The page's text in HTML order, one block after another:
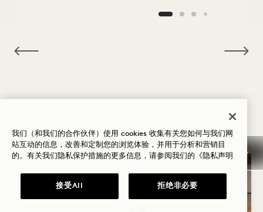
我们（和我们的合作伙伴）使用 cookies 收集有关您如何与我们网
站互动的信息，改善和定制您的浏览体验，并用于分析和营销目
的。有关我们隐私保护措施的更多信息，请参阅我们的 《隐私声明
接受All 拒绝非必要